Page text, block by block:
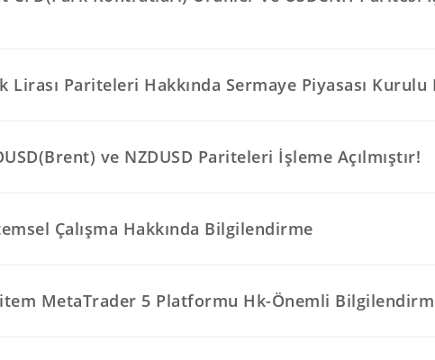
Lirası Pariteleri Hakkında Sermaye Piyasası
ve NZDUSD Pariteleri İşleme Açılmıştır!
Çalışma Hakkında Bilgilendirme
MetaTrader 5 Platformu Hk-Önemli